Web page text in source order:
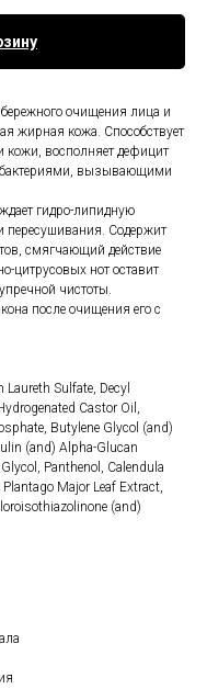
очищения лица и
жирная кожа. Способствует
кожи, восполняет дефицит
бактериями, вызывающими
гидро-липидную
пересушивания. Содержит
смягчающий действие
цитрусовых нот оставит
чистоты.
после очищения его с
Sulfate, Decyl
Castor Oil,
Butylene Glycol (and)
(and) Alpha-Glucan
Panthenol, Calendula
Major Leaf Extract,
(and)